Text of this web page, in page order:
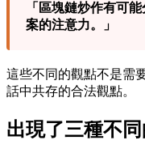
「區塊鏈炒作有可
案的注意力。」
這些不同的觀點不是需
話中共存的合法觀點。
出現了三種不